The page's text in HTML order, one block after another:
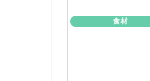
食材